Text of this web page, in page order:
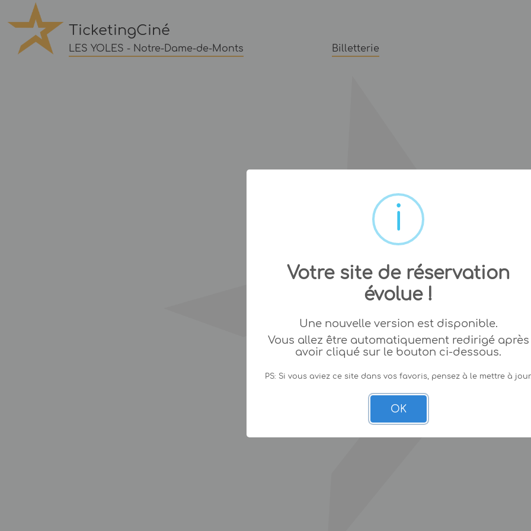
TicketingCiné
LES YOLES - Notre-Dame-de-Monts Billetterie
Votre site de réservation
évolue !
Une nouvelle version est disponible.
Vous allez être automatiquement redirigé après
avoir cliqué sur le bouton ci-dessous.
PS: Si vous aviez ce site dans vos favoris, pensez à le mettre à
OK